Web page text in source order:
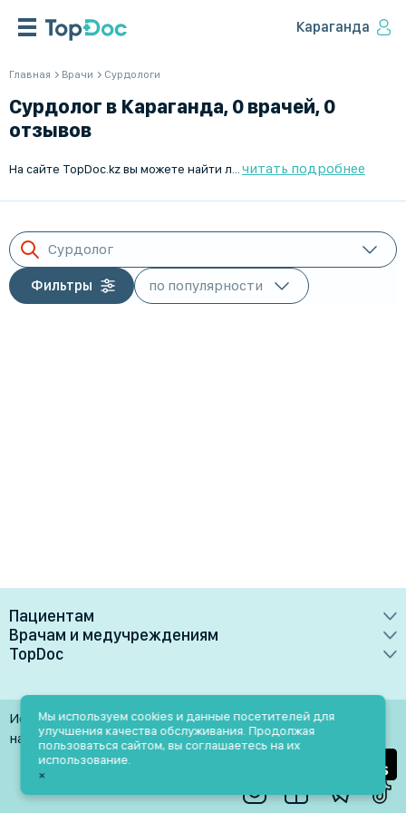
Караганда
Главная Врачи Сурдологи
Сурдолог в Караганда, 0 врачей, 0
отзывов
читать подробнее
Сурдолог
Фильтры
Пациентам
Врачи
Клиники
Лаборатории
Услуги
Блог
Акции и скидки
Врачам и медучреждениям
Преимущества
Медучреждениям
Врачам
TopDoc
Контакты
Помощь
Использование материалов разрешено только при
наличии активной ссылки на источник
Мы используем cookies и данные посетителей для
улучшения качества обслуживания. Продолжая
пользоваться сайтом, вы соглашаетесь на их
использование.
×